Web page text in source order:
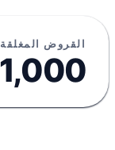
القروض المغلقة
1,000+